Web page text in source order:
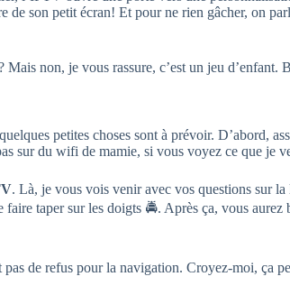
son petit écran! Et pour ne rien gâcher, on
Mais non, je vous rassure, c’est un jeu
petites choses sont à prévoir. D’abord,
sur du wifi de mamie, si vous voyez ce que je
. Là, je vous vois venir avec vos questions sur la
taper sur les doigts 🚔. Après ça, vous
pas de refus pour la navigation. Croyez-moi, ça